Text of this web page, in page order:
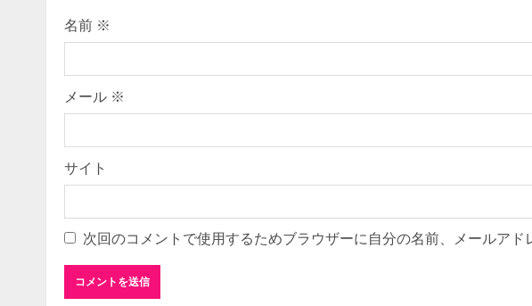
i
n
g
名前 ※
メール ※
サイト
次回のコメントで使用するためブラウザーに自分の名前、メールアド